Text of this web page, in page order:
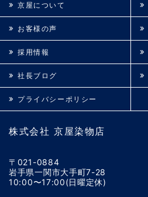
株式会社 京屋染物店
〒021-0884
岩手県一関市大手町7-28
10:00〜17:00(日曜定休)
京屋について
お客様の声
採用情報
社長ブログ
プライバシーポリシー